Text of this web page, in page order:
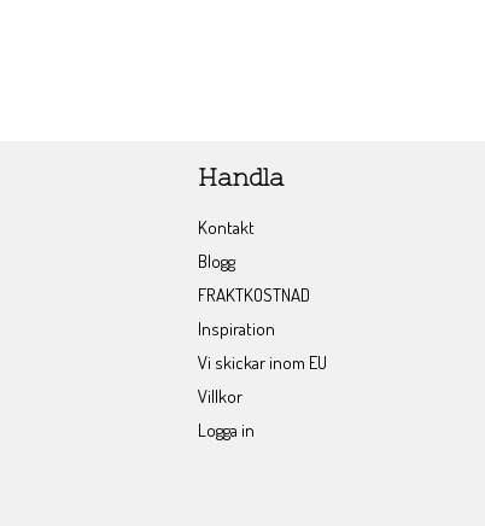
Handla
Kontakt
Blogg
FRAKTKOSTNAD
Inspiration
Vi skickar inom EU
Villkor
Logga in